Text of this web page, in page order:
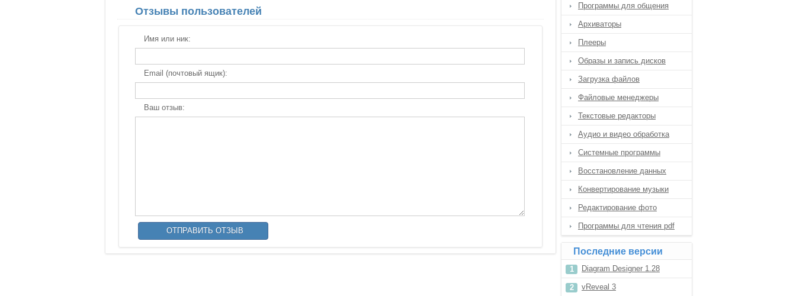
Отзывы пользователей
Имя или ник:
Email (почтовый ящик):
Ваш отзыв:
Программы для общения
Архиваторы
Плееры
Образы и запись дисков
Загрузка файлов
Файловые менеджеры
Текстовые редакторы
Аудио и видео обработка
Системные программы
Восстановление данных
Конвертирование музыки
Редактирование фото
Программы для чтения pdf
Последние версии
Diagram Designer 1.28
vReveal 3